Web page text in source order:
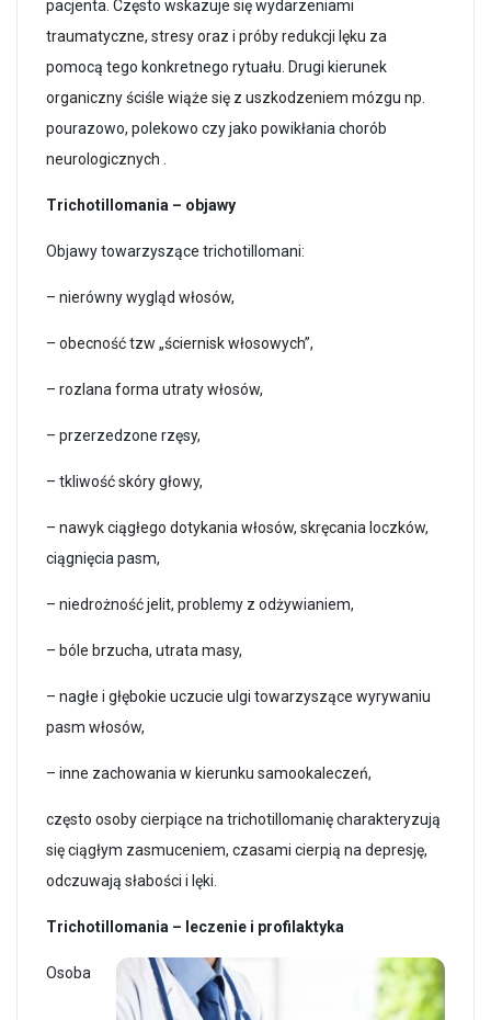
pacjenta. Często wskazuje się wydarzeniami
traumatyczne, stresy oraz i próby redukcji lęku za
pomocą tego konkretnego rytuału. Drugi kierunek
organiczny ściśle wiąże się z uszkodzeniem mózgu np.
pourazowo, polekowo czy jako powikłania chorób
neurologicznych .
Trichotillomania – objawy
Objawy towarzyszące trichotillomani:
– nierówny wygląd włosów,
– obecność tzw „ściernisk włosowych”,
– rozlana forma utraty włosów,
– przerzedzone rzęsy,
– tkliwość skóry głowy,
– nawyk ciągłego dotykania włosów, skręcania loczków,
ciągnięcia pasm,
– niedrożność jelit, problemy z odżywianiem,
– bóle brzucha, utrata masy,
– nagłe i głębokie uczucie ulgi towarzyszące wyrywaniu
pasm włosów,
– inne zachowania w kierunku samookaleczeń,
często osoby cierpiące na trichotillomanię charakteryzują
się ciągłym zasmuceniem, czasami cierpią na depresję,
odczuwają słabości i lęki.
Trichotillomania – leczenie i profilaktyka
Osoba